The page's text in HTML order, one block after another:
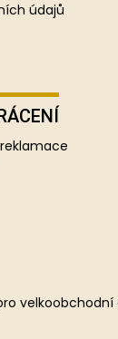
údajů
velkoobchodní